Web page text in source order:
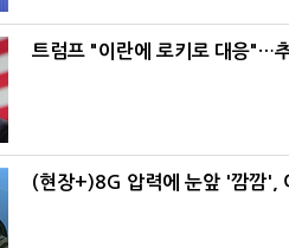
트럼프 "이란에 로키로 대응"…
(현장+)8G 압력에 눈앞 '깜깜',